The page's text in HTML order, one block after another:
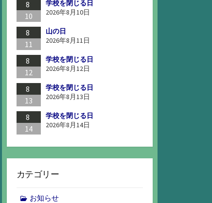
8
10
学校を閉じる日
2026年8月10日
8
11
山の日
2026年8月11日
8
12
学校を閉じる日
2026年8月12日
8
13
学校を閉じる日
2026年8月13日
8
14
学校を閉じる日
2026年8月14日
カテゴリー
お知らせ